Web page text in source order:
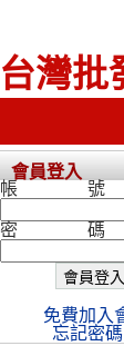
台灣批
會員登入
帳
密
免費加入
忘記密碼